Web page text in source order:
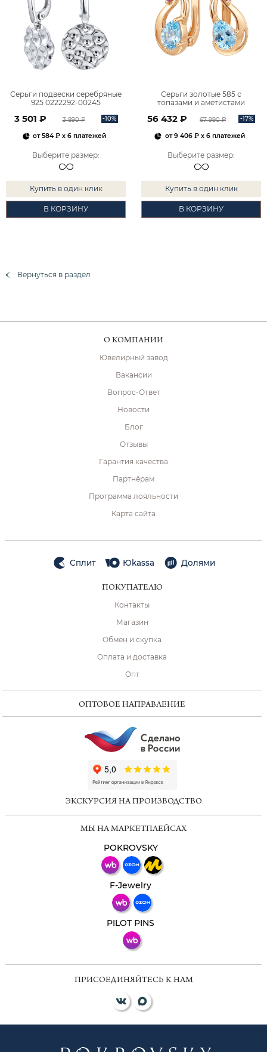
Серьги подвески серебряные
925 0222292-00245
3 501 ₽ 3 890 ₽ -10%
от584 ₽ x 6 платежей
Выберите размер:
Купить в один клик
В КОРЗИНУ
Серьги золотые 585 с
топазами и аметистами
56 432 ₽ 67 990 ₽ -17%
от9 406 ₽x 6 платежей
Выберите размер:
Купить в один клик
В КОРЗИНУ
Вернуться в раздел
О КОМПАНИИ
Ювелирный завод
Вакансии
Вопрос-Ответ
Новости
Блог
Отзывы
Гарантия качества
Партнёрам
Программа лояльности
Карта сайта
Сплит Юkassa Долями
ПОКУПАТЕЛЮ
Контакты
Магазин
Обмен и скупка
Оплата и доставка
Опт
ОПТОВОЕ НАПРАВЛЕНИЕ
ЭКСКУРСИЯ НА ПРОИЗВОДСТВО
МЫ НА МАРКЕТПЛЕЙСАХ
POKROVSKY
F-Jewelry
PILOT PINS
ПРИСОЕДИНЯЙТЕСЬ К НАМ